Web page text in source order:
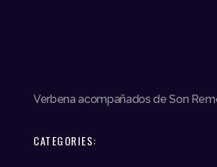
Verbena acompañados de Son
CATEGORIES: